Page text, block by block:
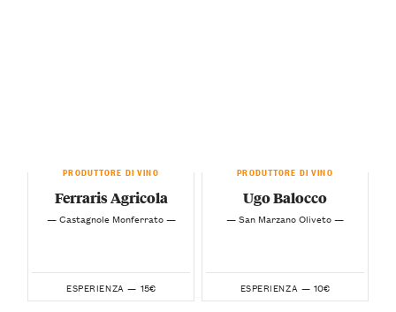
PRODUTTORE DI VINO
Ferraris Agricola
— Castagnole Monferrato —
ESPERIENZA — 15€
PRODUTTORE DI VINO
Ugo Balocco
— San Marzano Oliveto —
ESPERIENZA — 10€